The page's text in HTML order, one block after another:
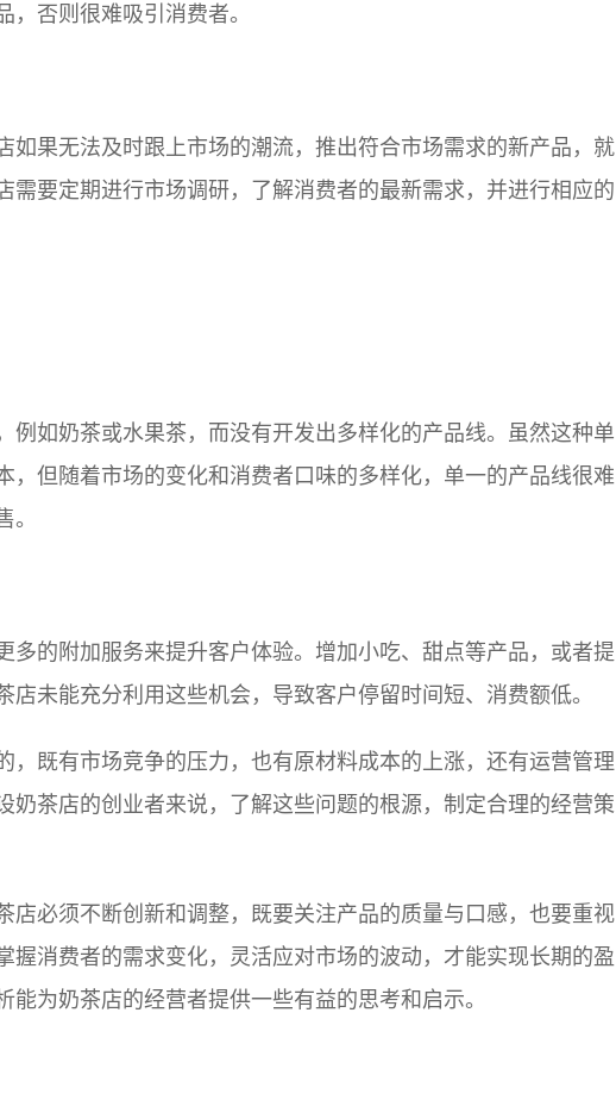
否则很难吸引消费者。
如果无法及时跟上市场的潮流，推出符合市场需求的新产品，就
需要定期进行市场调研，了解消费者的最新需求，并进行相应的
例如奶茶或水果茶，而没有开发出多样化的产品线。虽然这种单
，但随着市场的变化和消费者口味的多样化，单一的产品线很难
多的附加服务来提升客户体验。增加小吃、甜点等产品，或者提
未能充分利用这些机会，导致客户停留时间短、消费额低。
，既有市场竞争的压力，也有原材料成本的上涨，还有运营管理
奶茶店的创业者来说，了解这些问题的根源，制定合理的经营策
店必须不断创新和调整，既要关注产品的质量与口感，也要重视
握消费者的需求变化，灵活应对市场的波动，才能实现长期的盈
为奶茶店的经营者提供一些有益的思考和启示。